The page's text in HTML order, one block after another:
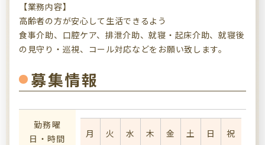
【業務内容】
高齢者の方が安心して生活できるよう
食事介助、口腔ケア、排泄介助、就寝・起床介助、就寝後
の見守り・巡視、コール対応などをお願い致します。
募集情報
勤務曜
日・時間
月 火 水 木 金 土 日 祝